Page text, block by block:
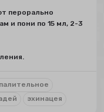
перорально
и пони по 15 мл, 2-3
эхинацея